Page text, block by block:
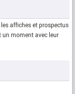
affiches et prospectus
un moment avec leur